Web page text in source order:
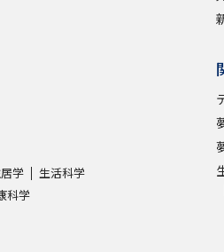
ビ講義」 学問
このサイ
について 受付内容・発送状況の確認
特定商取引表記
学 生活科学
科学